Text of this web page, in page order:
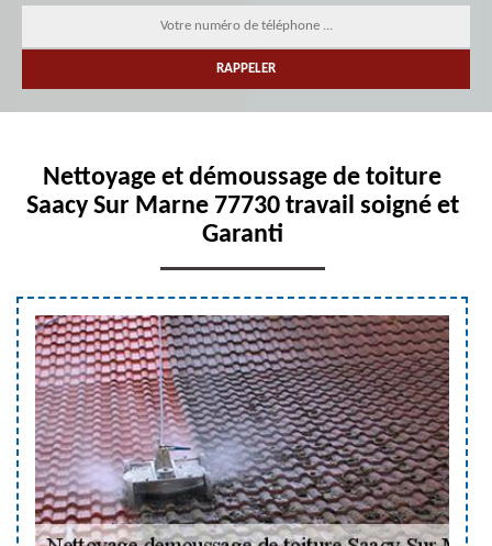
Nettoyage et démoussage de toiture
Saacy Sur Marne 77730 travail soigné et
Garanti